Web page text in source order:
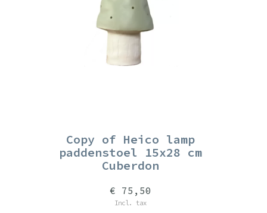
Copy of Heico lamp
paddenstoel 15x28 cm
Cuberdon
€ 75,50
Incl. tax